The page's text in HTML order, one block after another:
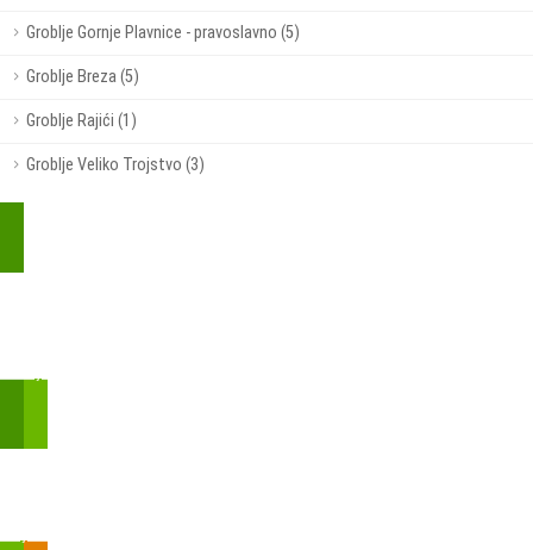
Groblje Gornje Plavnice - pravoslavno (5)
Groblje Breza (5)
Groblje Rajići (1)
Groblje Veliko Trojstvo (3)